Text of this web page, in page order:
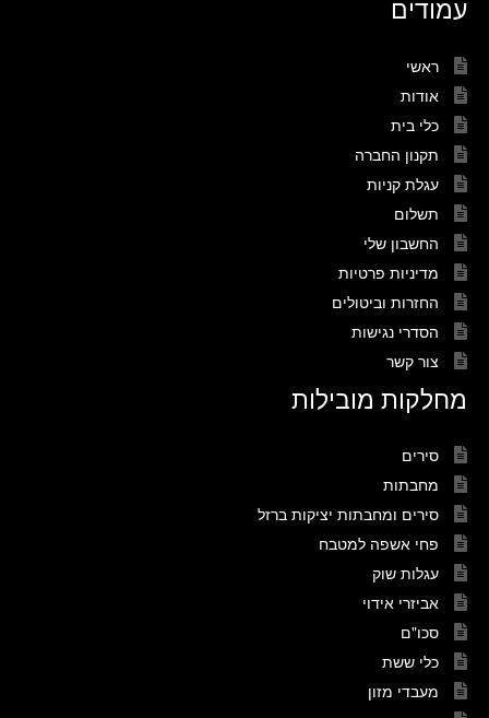
עמודים
ראשי
אודות
כלי בית
תקנון החברה
עגלת קניות
תשלום
החשבון שלי
מדיניות פרטיות
החזרות וביטולים
הסדרי נגישות
צור קשר
מחלקות מובילות
סירים
מחבתות
סירים ומחבתות יציקות ברזל
פחי אשפה למטבח
עגלות שוק
אביזרי אידוי
סכו"ם
כלי ששת
מעבדי מזון